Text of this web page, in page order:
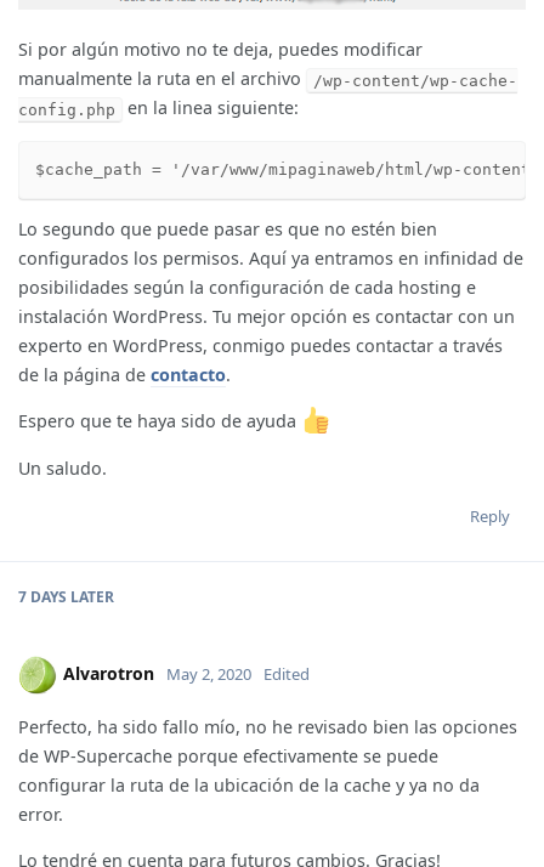
Si por algún motivo no te deja, puedes modificar
manualmente la ruta en el archivo
/wp-content/wp-cache-
config.php
en la linea siguiente:
$cache_path = '/var/www/mipaginaweb/html/wp-content/
Lo segundo que puede pasar es que no estén bien
configurados los permisos. Aquí ya entramos en infinidad de
posibilidades según la configuración de cada hosting e
instalación WordPress. Tu mejor opción es contactar con un
experto en WordPress, conmigo puedes contactar a través
de la página de contacto.
Espero que te haya sido de ayuda
Un saludo.
Reply
7 DAYS LATER
Alvarotron May 2, 2020 Edited
Perfecto, ha sido fallo mío, no he revisado bien las opciones
de WP-Supercache porque efectivamente se puede
configurar la ruta de la ubicación de la cache y ya no da
error.
Lo tendré en cuenta para futuros cambios. Gracias!